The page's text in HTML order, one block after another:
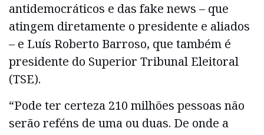
antidemocráticos e das fake news – que
atingem diretamente o presidente e aliados
– e Luís Roberto Barroso, que também é
presidente do Superior Tribunal Eleitoral
(TSE).
“Pode ter certeza 210 milhões pessoas não
serão reféns de uma ou duas. De onde a